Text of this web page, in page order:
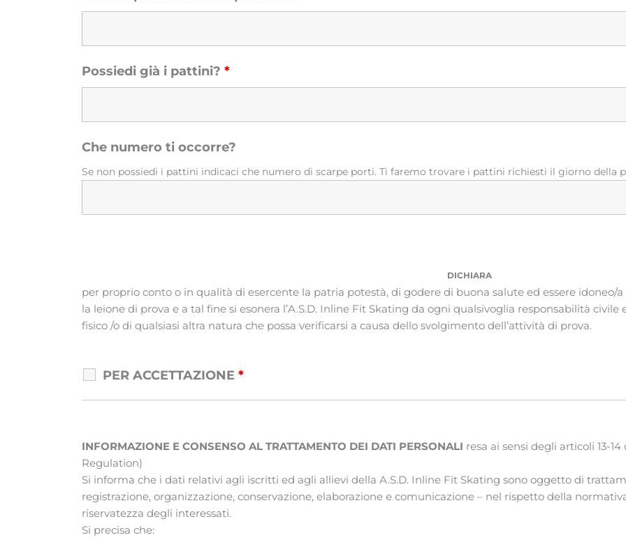
Possiedi già i pattini? *
Che numero ti occorre?
Se non possiedi i pattini indicaci che numero di scarpe porti. Ti faremo trovare i pattini richiesti il giorno della
DICHIARA
per proprio conto o in qualità di esercente la patria potestà, di godere di buona salute ed essere idoneo/
la leione di prova e a tal fine si esonera l’A.S.D. Inline Fit Skating da ogni qualsivoglia responsabilità
fisico /o di qualsiasi altra natura che possa verificarsi a causa dello svolgimento dell’attività di prova.
PER ACCETTAZIONE *
INFORMAZIONE E CONSENSO AL TRATTAMENTO DEI DATI PERSONALI resa ai sensi degli articoli 13-
Regulation)
Si informa che i dati relativi agli iscritti ed agli allievi della A.S.D. Inline Fit Skating sono oggetto di
registrazione, organizzazione, conservazione, elaborazione e comunicazione – nel rispetto della
riservatezza degli interessati.
Si precisa che: